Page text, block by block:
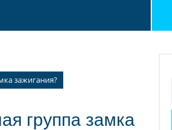
зажигания?
группа замка